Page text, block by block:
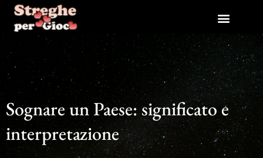
contenuto
Sognare un Paese: significato e
interpretazione